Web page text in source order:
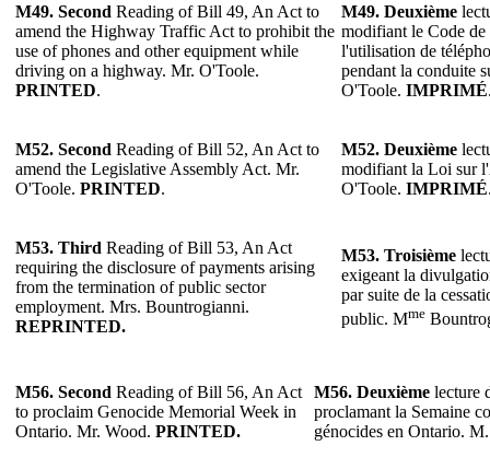
M49. Second Reading of Bill 49, An Act to
amend the Highway Traffic Act to prohibit the
use of phones and other equipment while
driving on a highway. Mr. O'Toole.
PRINTED.
M49. Deuxième
modifiant le Code
l'utilisation de
pendant la conduite
O'Toole. IMPRIMÉ
M52. Second Reading of Bill 52, An Act to
amend the Legislative Assembly Act. Mr.
O'Toole. PRINTED.
M52. Deuxième
modifiant la Loi sur
O'Toole. IMPRIMÉ
M53. Third Reading of Bill 53, An Act
requiring the disclosure of payments arising
from the termination of public sector
employment. Mrs. Bountrogianni.
REPRINTED.
M53. Troisième
exigeant la
par suite de la
public. Mme
M56. Second Reading of Bill 56, An Act
to proclaim Genocide Memorial Week in
Ontario. Mr. Wood. PRINTED.
M56. Deuxième lecture
proclamant la Semaine
génocides en Ontario.